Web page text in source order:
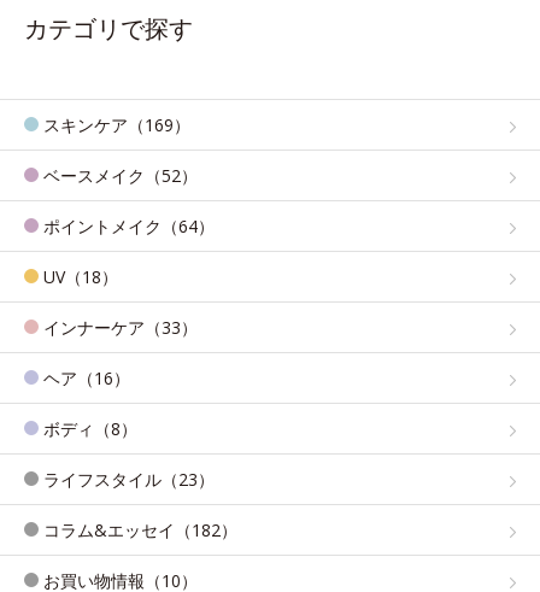
カテゴリで探す
スキンケア（169）
ベースメイク（52）
ポイントメイク（64）
UV（18）
インナーケア（33）
ヘア（16）
ボディ（8）
ライフスタイル（23）
コラム&エッセイ（182）
お買い物情報（10）